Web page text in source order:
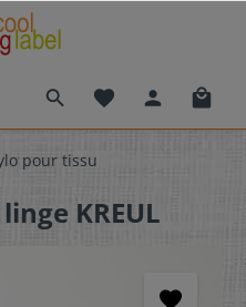
pour tissu
KREUL